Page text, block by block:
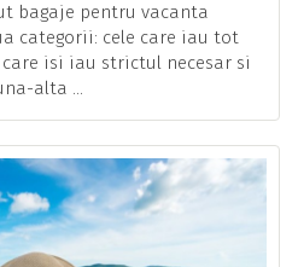
bagaje pentru vacanta
categorii: cele care iau tot
isi iau strictul necesar si
alta ...